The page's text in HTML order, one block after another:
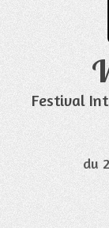
Festival
du